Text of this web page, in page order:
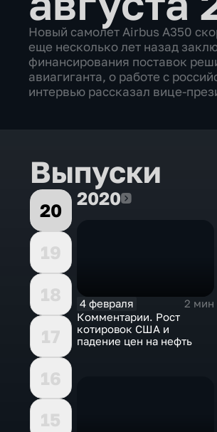
Новый самолет Airbus A350
еще несколько лет назад
финансирования поставок
авиагиганта, о работе с
интервью рассказал вице-
Выпуски
20
19
18
17
16
15
20202020
4 февраля
2 мин
Комментарии. Рост
котировок США и
падение цен на нефть